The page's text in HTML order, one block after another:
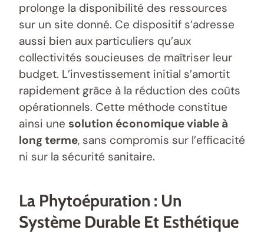
prolonge la disponibilité des ressources
sur un site donné. Ce dispositif s’adresse
aussi bien aux particuliers qu’aux
collectivités soucieuses de maîtriser leur
budget. L’investissement initial s’amortit
rapidement grâce à la réduction des coûts
opérationnels. Cette méthode constitue
ainsi une solution économique viable à
long terme, sans compromis sur l’efficacité
ni sur la sécurité sanitaire.
La Phytoépuration : Un
Système Durable Et Esthétique